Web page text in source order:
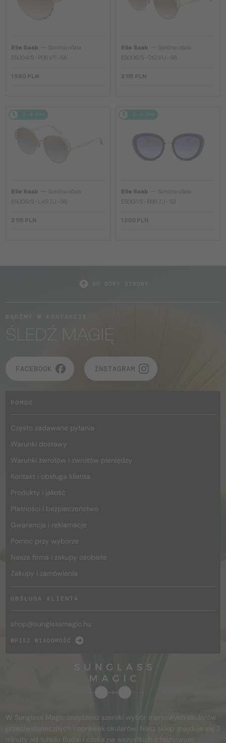
Elie Saab
Sončna očala
ES004/S - PO5 VT - 56
1 580 PLN
Elie Saab
Sončna očala
ES006/S - 01Q VU - 58
2 115 PLN
2-4 DNI
Elie Saab
Sončna očala
ES006/S - LKS 7J - 58
2 115 PLN
2-4 DNI
Elie Saab
Sončna očala
ES007/S - B88 7J - 53
1 200 PLN
ŚLEDŹ MAGIĘ
FACEBOOK INSTAGRAM
POMOC
Często zadawane pytania
Warunki dostawy
Warunki zwrotów i zwrotów pieniędzy
Kontakt i obsługa klienta
Produkty i jakość
Płatności i bezpieczeństwo
Gwarancja i reklamacje
Pomoc przy wyborze
Nasza firma i zakupy osobiste
Zakupy i zamówienia
OBSŁUGA KLIENTA
shop@sunglassmagic.hu
WPISZ WIADOMOŚĆ
W Sunglass Magic znajdziesz szeroki wybór markowych okularów
przeciwsłonecznych i oprawek okularów. Nasz sklep znajduje się 2
minuty od tunelu Budai i czeka na wszystkich z fachowym